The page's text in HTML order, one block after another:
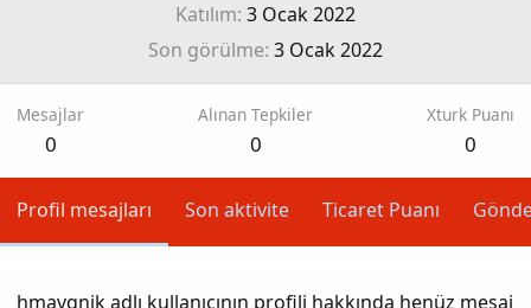
Katılım 3 Ocak 2022
Son görülme 3 Ocak 2022
Mesajlar
0
Alınan Tepkiler
0
Xturk Puanı
0
Profil mesajları Son aktivite Ticaret Puanı
hmavqnjk adlı kullanıcının profili hakkında henüz mesaj